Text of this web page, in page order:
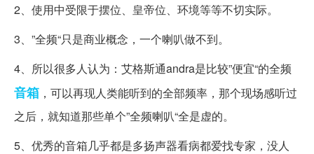
2、使用中受限于摆位、皇帝位、环境等等不切实际。
3、”全频“只是商业概念，一个喇叭做不到。
4、所以很多人认为：艾格斯通andra是比较”便宜“的全频
音箱 ，可以再现人类能听到的全部频率，那个现场感听过
之后，就知道那些单个”全频喇叭“全是虚的。
5、优秀的音箱几乎都是多扬声器看病都爱找专家，没人